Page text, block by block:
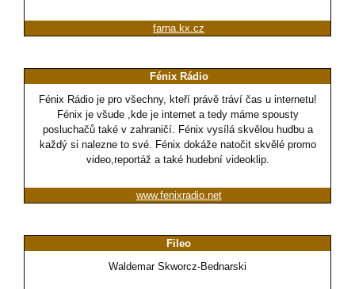
farna.kx.cz
Fénix Rádio
Fénix Rádio je pro všechny, kteří právě tráví čas u internetu!
Fénix je všude ,kde je internet a tedy máme spousty
posluchačů také v zahraničí. Fénix vysílá skvělou hudbu a
každý si nalezne to své. Fénix dokáže natočit skvělé promo
video,reportáž a také hudební videoklip.
www.fenixradio.net
Fileo
Waldemar Skworcz-Bednarski